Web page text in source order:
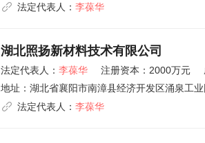
法定代表人： 李葆华
湖北照扬新材料技术有限公司
法定代表人： 李葆华 注册资本：2000万元
地址： 湖北省襄阳市南漳县经济开发区涌泉工
法定代表人： 李葆华